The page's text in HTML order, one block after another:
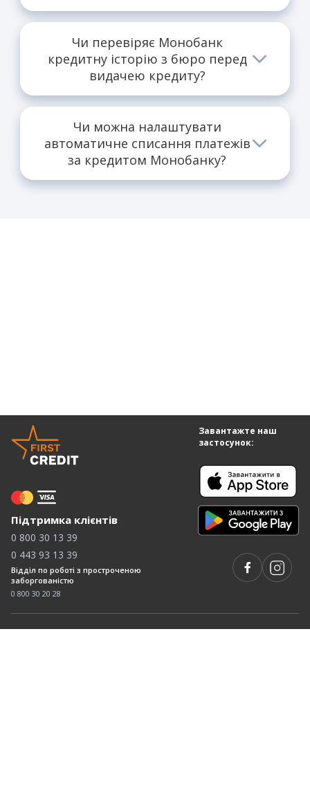
Чорна картка є оптимальною для нових
Чи перевіряє Монобанк
кредитну історію з бюро перед
видачею кредиту?
Так, дані бюро враховуються під час
Чи можна налаштувати
автоматичне списання платежів
за кредитом Монобанку?
Так, у застосунку є функція автоматичного
Завантажте наш
застосунок:
Підтримка клієнтів
0 800 30 13 39
0 443 93 13 39
Відділ по роботі з простроченою
заборгованістю
0 800 30 20 28